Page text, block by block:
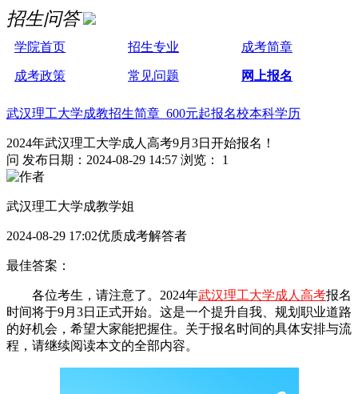
招生问答
学院首页 招生专业 成考简章
成考政策 常见问题 网上报名
武汉理工大学成教招生简章 600元起报名校本科学历
2024年武汉理工大学成人高考9月3日开始报名！
问 发布日期：2024-08-29 14:57 浏览： 1
武汉理工大学成教学姐
2024-08-29 17:02优质成考解答者
最佳答案：
各位考生，请注意了。2024年武汉理工大学成人高考报名
时间将于9月3日正式开始。这是一个提升自我、规划职业道路
的好机会，希望大家能把握住。关于报名时间的具体安排与流
程，请继续阅读本文的全部内容。